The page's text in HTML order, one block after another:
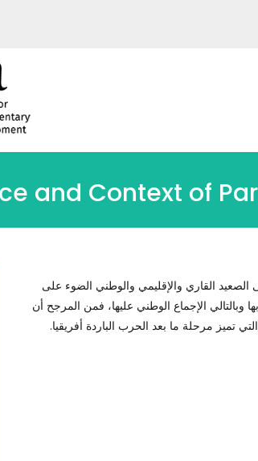
and Context of
الصعيد القاري والإقليمي والوطني الضوء على
وبالتالي الإجماع الوطني عليها، فمن المرجح أن
تميز مرحلة ما بعد الحرب الباردة أفريقيا.